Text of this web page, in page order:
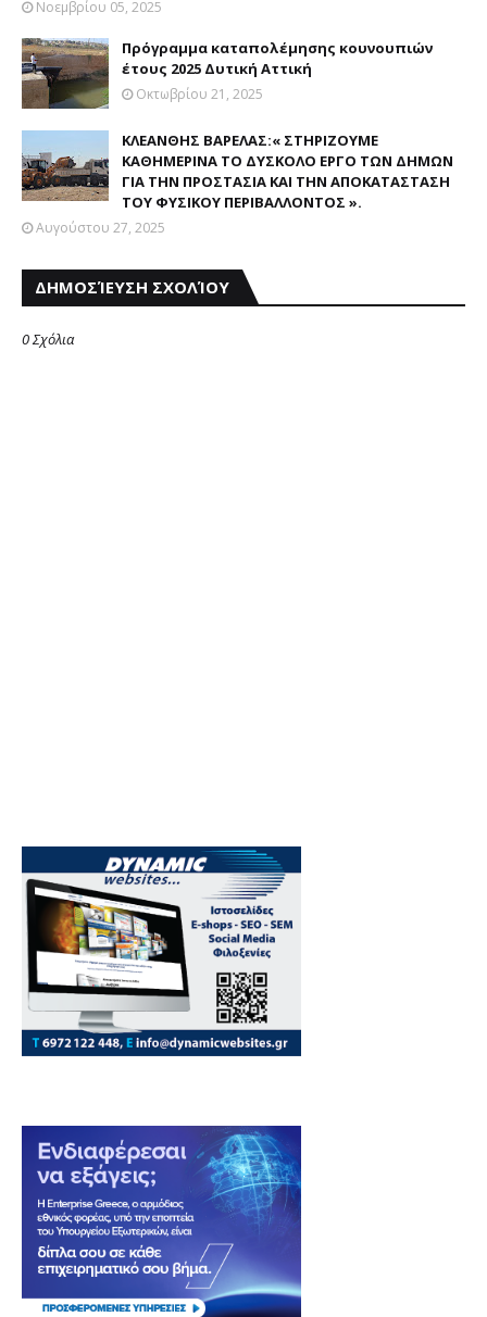
Νοεμβρίου 05, 2025
Πρόγραμμα καταπολέμησης κουνουπιών
έτους 2025 Δυτική Αττική
Οκτωβρίου 21, 2025
ΚΛΕΑΝΘΗΣ ΒΑΡΕΛΑΣ:« ΣΤΗΡΙΖΟΥΜΕ
ΚΑΘΗΜΕΡΙΝΑ ΤΟ ΔΥΣΚΟΛΟ ΕΡΓΟ ΤΩΝ ΔΗΜΩΝ
ΓΙΑ ΤΗΝ ΠΡΟΣΤΑΣΙΑ ΚΑΙ ΤΗΝ ΑΠΟΚΑΤΑΣΤΑΣΗ
ΤΟΥ ΦΥΣΙΚΟΥ ΠΕΡΙΒΑΛΛΟΝΤΟΣ ».
Αυγούστου 27, 2025
ΔΗΜΟΣΊΕΥΣΗ ΣΧΟΛΊΟΥ
0 Σχόλια